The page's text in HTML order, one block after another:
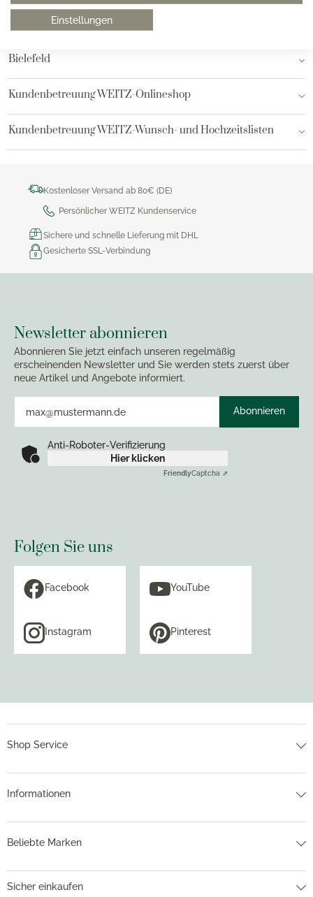
Einstellungen
Hamburg AEZ
Bielefeld
Kundenbetreuung WEITZ-Onlineshop
Kundenbetreuung WEITZ-Wunsch- und Hochzeitslisten
Kostenloser Versand ab 80€ (DE)
Persönlicher WEITZ Kundenservice
Sichere und schnelle Lieferung mit DHL
Gesicherte SSL-Verbindung
Newsletter abonnieren
Abonnieren Sie jetzt einfach unseren regelmäßig
erscheinenden Newsletter und Sie werden stets zuerst über
neue Artikel und Angebote informiert.
Abonnieren
Anti-Roboter-Verifizierung
Hier klicken
FriendlyCaptcha ⇗
Folgen Sie uns
Facebook YouTube
Instagram Pinterest
Shop Service
Informationen
Beliebte Marken
Sicher einkaufen